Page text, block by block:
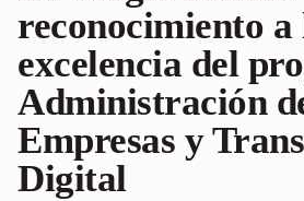
reconocimiento a
excelencia del
Administración
Empresas y
Digital